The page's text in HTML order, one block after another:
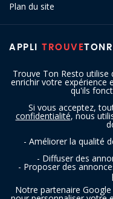
Trouve Ton Resto
enrichir votre expérience
qu'ils
Si vous acceptez,
confidentialité, nous
- Améliorer la qualité
- Diffuser des
- Proposer des
Notre partenaire
APPLI TROUVE
Plan du site
SUIVEZ-NOUS